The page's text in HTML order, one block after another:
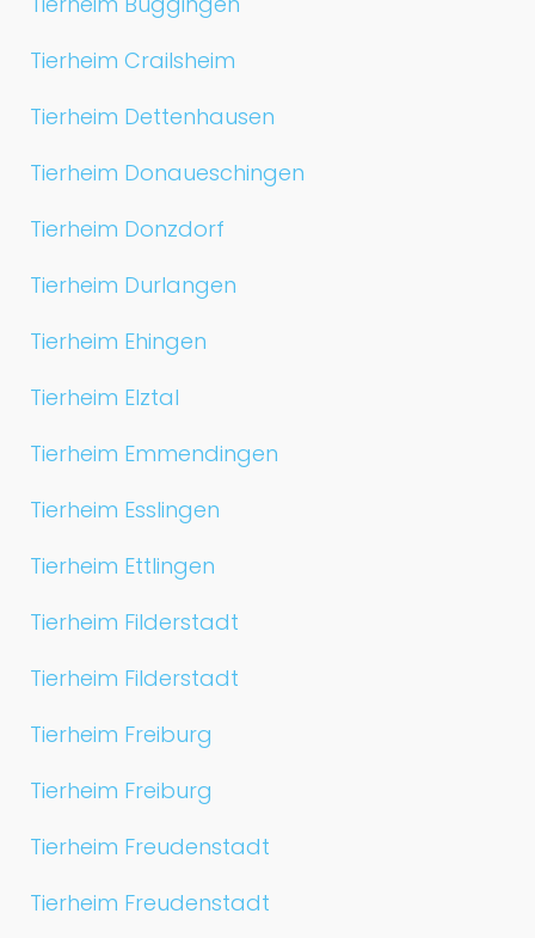
Tierheim Crailsheim
Tierheim Dettenhausen
Tierheim Donaueschingen
Tierheim Donzdorf
Tierheim Durlangen
Tierheim Ehingen
Tierheim Elztal
Tierheim Emmendingen
Tierheim Esslingen
Tierheim Ettlingen
Tierheim Filderstadt
Tierheim Filderstadt
Tierheim Freiburg
Tierheim Freiburg
Tierheim Freudenstadt
Tierheim Freudenstadt